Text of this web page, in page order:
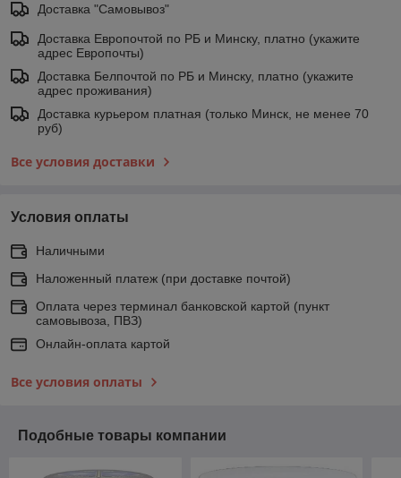
Доставка "Самовывоз"
Доставка Европочтой по РБ и Минску, платно (укажите
адрес Европочты)
Доставка Белпочтой по РБ и Минску, платно (укажите
адрес проживания)
Доставка курьером платная (только Минск, не менее 70
руб)
Все условия доставки
Условия оплаты
Наличными
Наложенный платеж (при доставке почтой)
Оплата через терминал банковской картой (пункт
самовывоза, ПВЗ)
Онлайн-оплата картой
Все условия оплаты
Подобные товары компании